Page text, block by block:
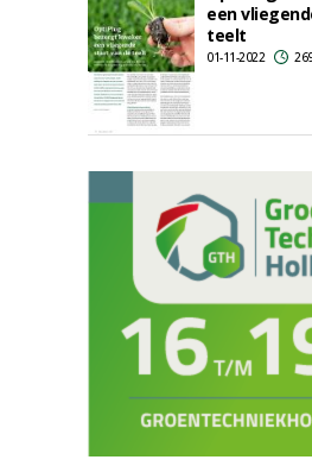
een
teelt
01-11-2022